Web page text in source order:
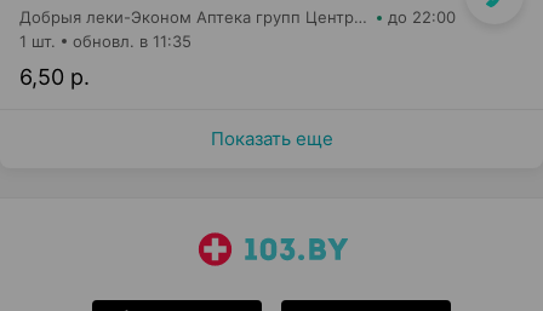
Добрыя леки-Эконом Аптека групп Центр ООО Аптека №17 до 22:00
6,50 р.
1 шт. обновл. в 11:35
Показать еще